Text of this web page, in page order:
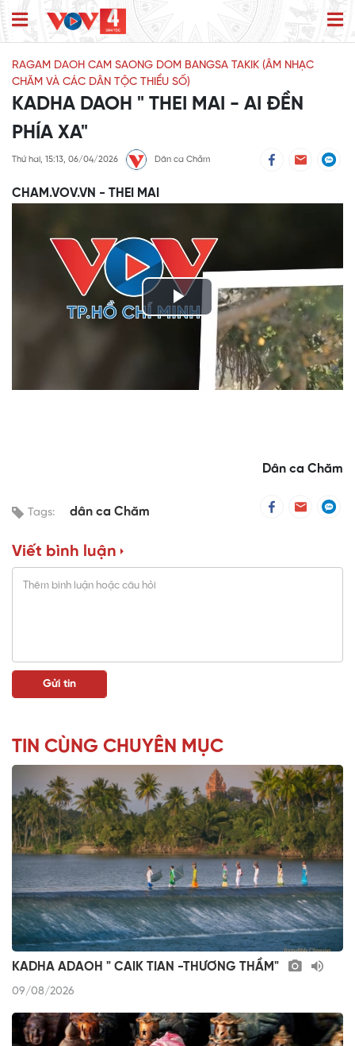
RAGAM DAOH CAM SAONG DOM BANGSA TAKIK (ÂM NHẠC
CHĂM VÀ CÁC DÂN TỘC THIỂU SỐ)
KADHA DAOH " THEI MAI - AI ĐỀN
PHÍA XA"
Thứ hai, 15:13, 06/04/2026 Dân ca Chăm
CHAM.VOV.VN - THEI MAI
Play
Video
Dân ca Chăm
Tags: dân ca Chăm
Viết bình luận
TIN CÙNG CHUYÊN MỤC
KADHA ADAOH " CAIK TIAN -THƯƠNG THẦM"
09/08/2026